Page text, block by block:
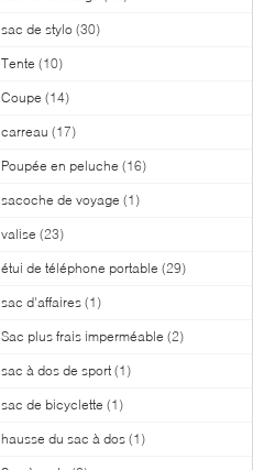
sac de stylo (30)
Tente (10)
Coupe (14)
carreau (17)
Poupée en peluche (16)
sacoche de voyage (1)
valise (23)
étui de téléphone portable (29)
sac d'affaires (1)
Sac plus frais imperméable (2)
sac à dos de sport (1)
sac de bicyclette (1)
hausse du sac à dos (1)